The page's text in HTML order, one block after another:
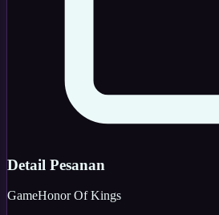
Detail Pesanan
GameHonor Of Kings